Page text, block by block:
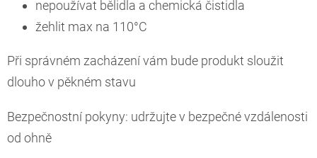
nepoužívat bělidla a chemická čistidla
žehlit max na 110°C
Při správném zacházení vám bude produkt sloužit
dlouho v pěkném stavu
Bezpečnostní pokyny: udržujte v bezpečné vzdálenosti
od ohně